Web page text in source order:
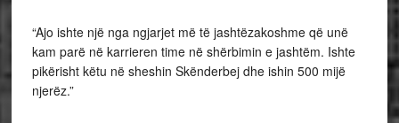
“Ajo ishte një nga ngjarjet më të jashtëzakoshme që unë
kam parë në karrieren time në shërbimin e jashtëm. Ishte
pikërisht këtu në sheshin Skënderbej dhe ishin 500 mijë
njerëz.”